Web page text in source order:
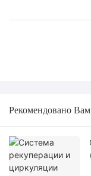
Рекомендовано Вам